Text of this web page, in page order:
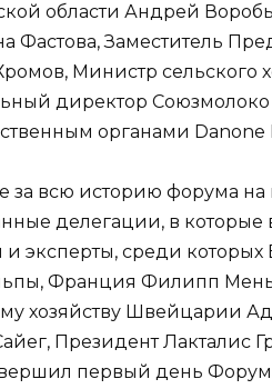
области Андрей
Фастова, Заместитель
Министр сельского
директор
органами Danone
за всю историю форума
делегации, в
и эксперты, среди
Франция Филипп
хозяйству Швейцарии
Президент
первый день